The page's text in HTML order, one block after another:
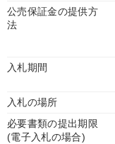
公売保証金の提供方
法
入札期間
入札の場所
必要書類の提出期限
(電子入札の場合)